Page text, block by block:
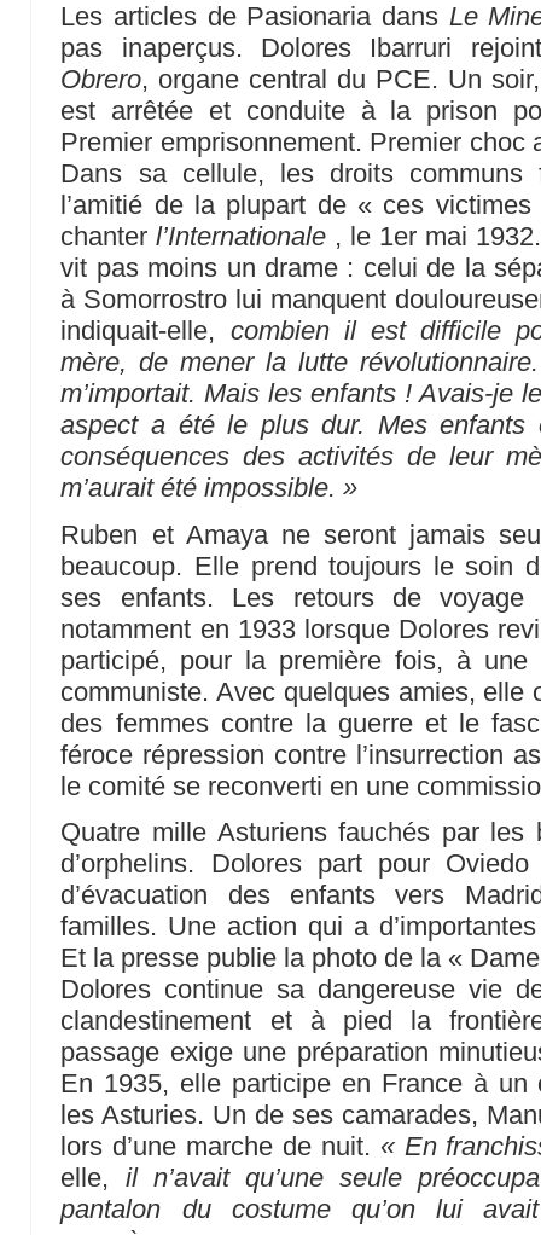
Les articles de Pasionaria dans Le
pas inaperçus. Dolores Ibarruri
Obrero, organe central du PCE. Un
est arrêtée et conduite à la prison
Premier emprisonnement. Premier choc
Dans sa cellule, les droits
l’amitié de la plupart de « ces
chanterl’Internationale , le 1er mai
vit pas moins un drame : celui de la
à Somorrostro lui manquent
indiquait-elle, combien il est difficile
mère, de mener la lutte
m’importait. Mais les enfants ! Avais-je
aspect a été le plus dur. Mes enfants
conséquences des activités de leur
m’aurait été impossible. »
Ruben et Amaya ne seront jamais
beaucoup. Elle prend toujours le soin
ses enfants. Les retours de voyage
notamment en 1933 lorsque Dolores
participé, pour la première fois, à une
communiste. Avec quelques amies, elle
des femmes contre la guerre et le
féroce répression contre l’insurrection
le comité se reconverti en une
Quatre mille Asturiens fauchés par les
d’orphelins. Dolores part pour
d’évacuation des enfants vers
familles. Une action qui a
Et la presse publie la photo de la «
Dolores continue sa dangereuse vie
clandestinement et à pied la
passage exige une préparation
En 1935, elle participe en France à un
les Asturies. Un de ses camarades,
lors d’une marche de nuit. « En
elle, il n’avait qu’une seule
pantalon du costume qu’on lui